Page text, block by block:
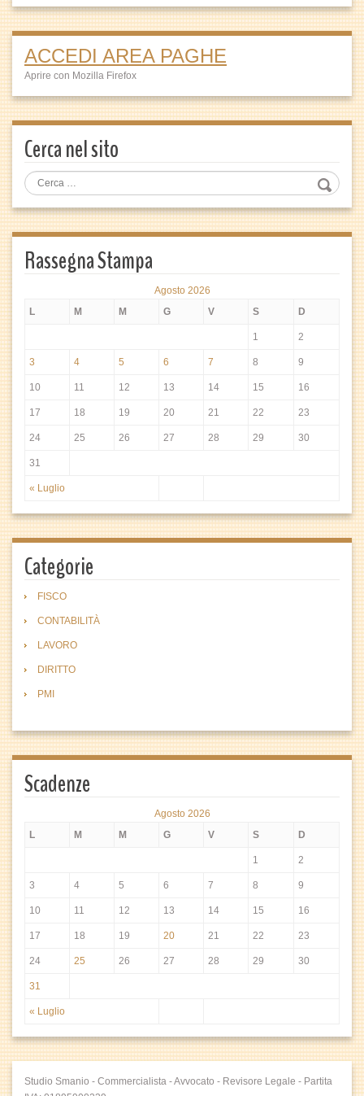
ACCEDI AREA PAGHE
Aprire con Mozilla Firefox
Cerca nel sito
Rassegna Stampa
Agosto 2026
L
M M G V S D
« Luglio
1 2
3 4 5 6 7 8 9
10 11 12 13 14 15 16
17 18 19 20 21 22 23
24 25 26 27 28 29 30
31
Categorie
FISCO
CONTABILITÀ
LAVORO
DIRITTO
PMI
Scadenze
Agosto 2026
L
M M G V S D
« Luglio
1 2
3 4 5 6 7 8 9
10 11 12 13 14 15 16
17 18 19 20 21 22 23
24 25 26 27 28 29 30
31
Studio Smanio - Commercialista - Avvocato - Revisore Legale - Partita